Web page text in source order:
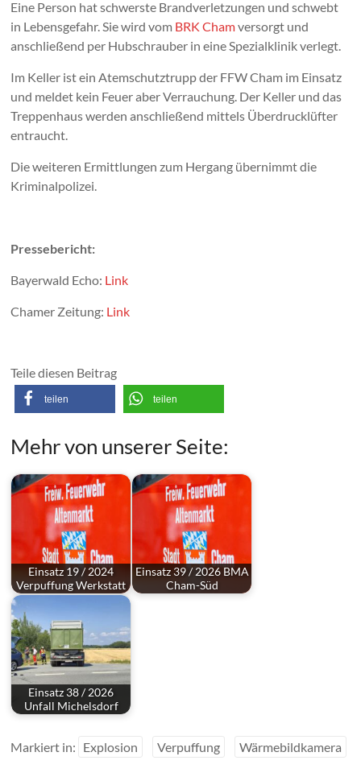
Eine Person hat schwerste Brandverletzungen und schwebt
in Lebensgefahr. Sie wird vom BRK Chamversorgt und
anschließend per Hubschrauber in eine Spezialklinik verlegt.
Im Keller ist ein Atemschutztrupp der FFW Cham im Einsatz
und meldet kein Feuer aber Verrauchung. Der Keller und das
Treppenhaus werden anschließend mittels Überdrucklüfter
entraucht.
Die weiteren Ermittlungen zum Hergang übernimmt die
Kriminalpolizei.
Pressebericht:
Bayerwald Echo: Link
Chamer Zeitung: Link
Teile diesen Beitrag
teilen teilen
Mehr von unserer Seite:
Einsatz 19 / 2024
Verpuffung Werkstatt
Einsatz 39 / 2026 BMA
Cham-Süd
Einsatz 38 / 2026
Unfall Michelsdorf
Markiert in: Explosion Verpuffung Wärmebildkamera